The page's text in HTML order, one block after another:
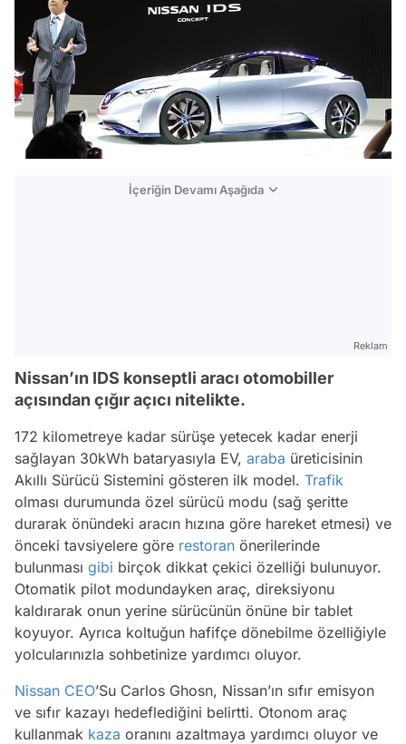
İçeriğin Devamı Aşağıda
Reklam
Nissan’ın IDS konseptli aracı otomobiller
açısından çığır açıcı nitelikte.
172 kilometreye kadar sürüşe yetecek kadar enerji
sağlayan 30kWh bataryasıyla EV, araba üreticisinin
Akıllı Sürücü Sistemini gösteren ilk model. Trafik
olması durumunda özel sürücü modu (sağ şeritte
durarak önündeki aracın hızına göre hareket etmesi) ve
önceki tavsiyelere göre restoran önerilerinde
bulunması gibi birçok dikkat çekici özelliği bulunuyor.
Otomatik pilot modundayken araç, direksiyonu
kaldırarak onun yerine sürücünün önüne bir tablet
koyuyor. Ayrıca koltuğun hafifçe dönebilme özelliğiyle
yolcularınızla sohbetinize yardımcı oluyor.
Nissan CEO’Su Carlos Ghosn, Nissan’ın sıfır emisyon
ve sıfır kazayı hedeflediğini belirtti. Otonom araç
kullanmak kaza oranını azaltmaya yardımcı oluyor ve